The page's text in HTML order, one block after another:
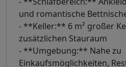
und romantische
- **Keller:** 6 m² großer
zusätzlichen Stauraum
- **Umgebung:** Nahe zu
Einkaufsmöglichkeiten,